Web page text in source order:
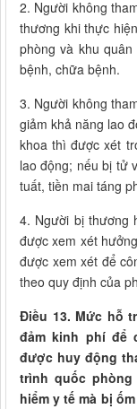
2. Người không
thương khi thực
phòng và khu
bệnh, chữa bệnh.
3. Người không
giảm khả năng lao
khoa thì được xét
lao động; nếu bị tử
tuất, tiền mai táng
4. Người bị thương
được xem xét
được xem xét để
theo quy định của
Điều 13. Mức hỗ
đảm kinh phí để
được huy động
trình quốc
hiểm y tế mà bị